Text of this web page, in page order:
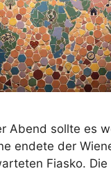
Abend sollte es
endete der
Fiasko.